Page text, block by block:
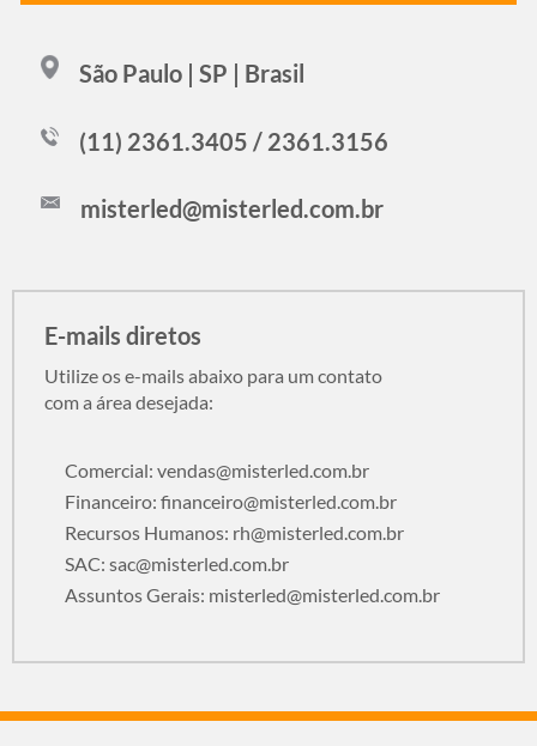
São Paulo | SP | Brasil
(11) 2361.3405 / 2361.3156
misterled@misterled.com.br
E-mails diretos
Utilize os e-mails abaixo para um contato
com a área desejada:
Comercial: vendas@misterled.com.br
Financeiro: financeiro@misterled.com.br
Recursos Humanos: rh@misterled.com.br
SAC: sac@misterled.com.br
Assuntos Gerais: misterled@misterled.com.br